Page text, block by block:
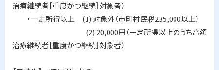
治療継続者［重度かつ継続］対象者）
・一定所得以上 (1) 対象外（市町村民税235,000以上）
(2) 20,000円（一定所得以上のうち高額
治療継続者［重度かつ継続］対象者）